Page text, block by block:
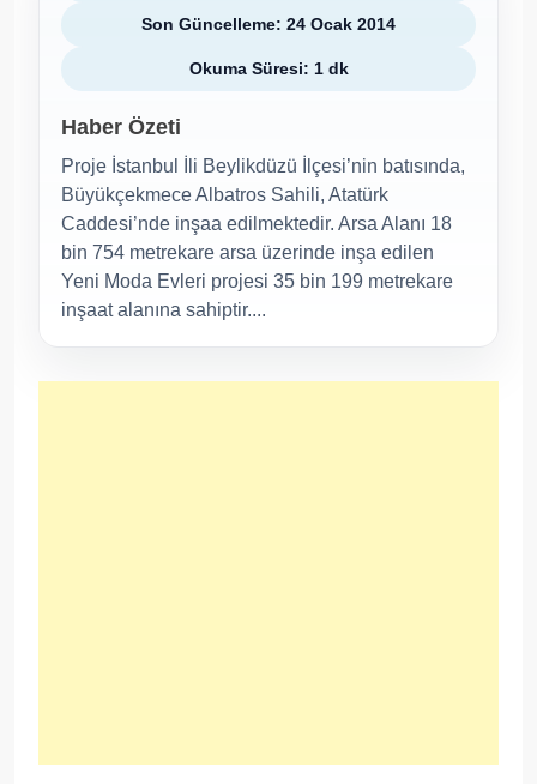
Son Güncelleme: 24 Ocak 2014
Okuma Süresi: 1 dk
Haber Özeti
Proje İstanbul İli Beylikdüzü İlçesi’nin batısında,
Büyükçekmece Albatros Sahili, Atatürk
Caddesi’nde inşaa edilmektedir. Arsa Alanı 18
bin 754 metrekare arsa üzerinde inşa edilen
Yeni Moda Evleri projesi 35 bin 199 metrekare
inşaat alanına sahiptir....